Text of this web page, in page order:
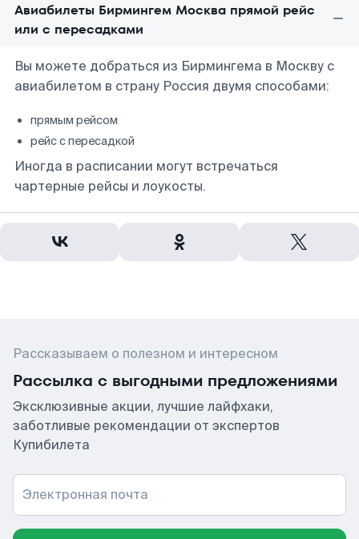
Авиабилеты Бирмингем Москва прямой рейс
или с пересадками
Вы можете добраться из Бирмингема в Москву с
авиабилетом в страну Россия двумя способами:
прямым рейсом
рейс с пересадкой
Иногда в расписании могут встречаться
чартерные рейсы и лоукосты.
Рассказываем о полезном и интересном
Рассылка с выгодными предложениями
Эксклюзивные акции, лучшие лайфхаки,
заботливые рекомендации от экспертов
Купибилета
Электронная почта